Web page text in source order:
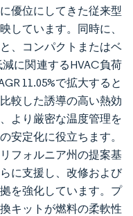
優位にしてきた従来型
しています。同時に、
、コンパクトまたはベ
に関連するHVAC負荷
11.05%で拡大すると
較した誘導の高い熱効
より厳密な温度管理を
安定化に役立ちます。
フォルニア州の提案基
に支援し、改修および
を強化しています。プ
キットが燃料の柔軟性